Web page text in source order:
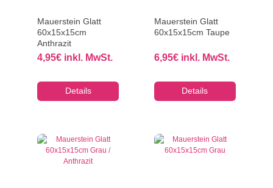
Mauerstein Glatt
60x15x15cm
Anthrazit
4,95€ inkl. MwSt.
Details
Mauerstein Glatt
60x15x15cm Taupe
6,95€ inkl. MwSt.
Details